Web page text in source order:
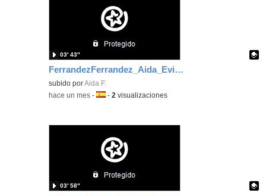
FerrandezFerrandez_Aida_EvidenciaArea_3
Contenido educativo.
subido porAida F.
03′ 43″
-hace un mes -Idioma:
-2 visualizaciones
03′ 58″